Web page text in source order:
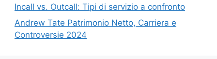
Incall vs. Outcall: Tipi di servizio a confronto
Andrew Tate Patrimonio Netto, Carriera e
Controversie 2024